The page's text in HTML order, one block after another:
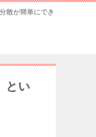
散が簡単にでき
とい